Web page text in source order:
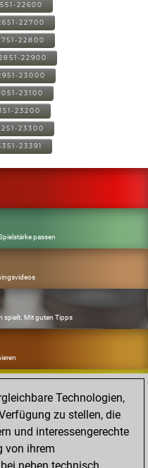
22600
22700
22800
22900
23000
23100
23200
23300
23391
passen
spielt. Mit guten Tipps
Technologien,
zu stellen, die
und interessengerechte
von ihrem